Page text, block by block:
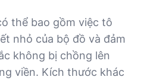
thể bao gồm việc tô
nhỏ của bộ đồ và đảm
không bị chồng lên
viền. Kích thước khác